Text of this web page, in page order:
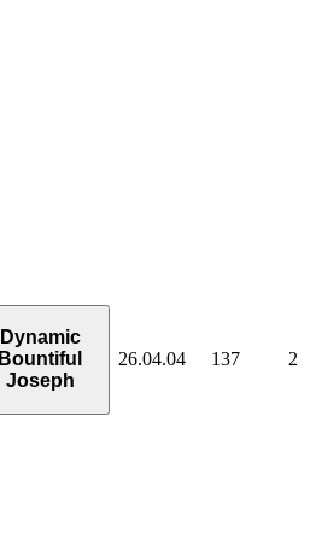
Dynamic
Bountiful
Joseph
26.04.04 137 2